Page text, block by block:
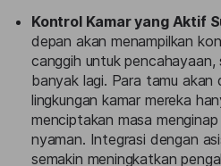
Kontrol Kamar yang Aktif
depan akan menampilkan
canggih untuk pencahayaan,
banyak lagi. Para tamu akan
lingkungan kamar mereka
menciptakan masa
nyaman. Integrasi dengan
semakin meningkatkan